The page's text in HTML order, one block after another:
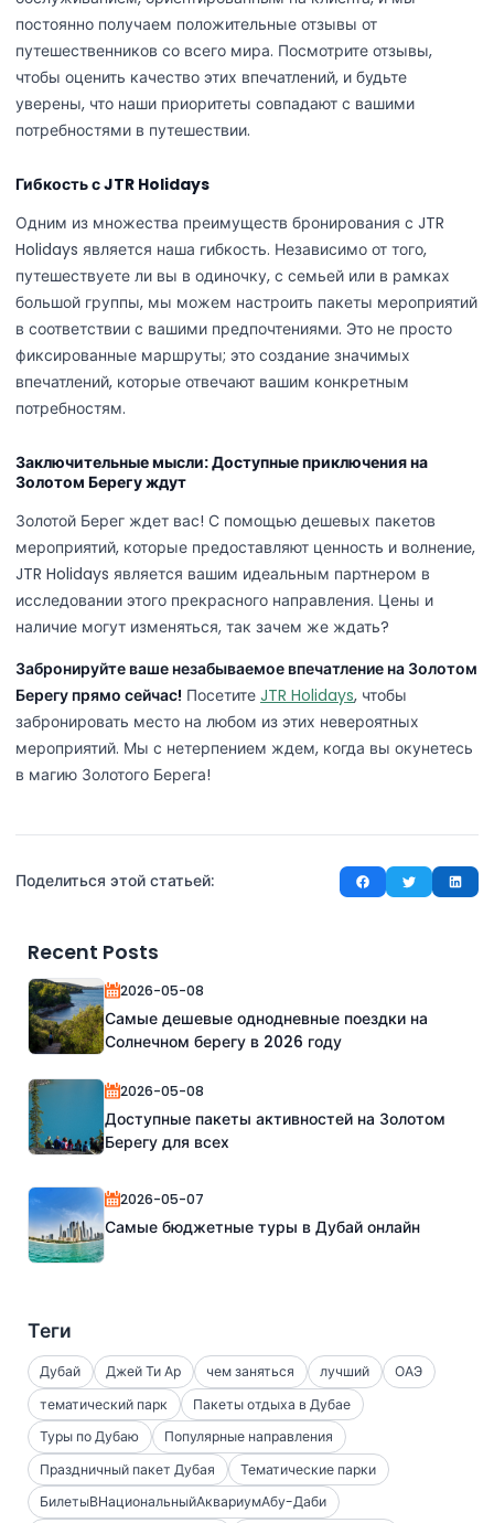
постоянно получаем положительные отзывы от
путешественников со всего мира. Посмотрите отзывы,
чтобы оценить качество этих впечатлений, и будьте
уверены, что наши приоритеты совпадают с вашими
потребностями в путешествии.
Гибкость с JTR Holidays
Одним из множества преимуществ бронирования с JTR
Holidays является наша гибкость. Независимо от того,
путешествуете ли вы в одиночку, с семьей или в рамках
большой группы, мы можем настроить пакеты мероприятий
в соответствии с вашими предпочтениями. Это не просто
фиксированные маршруты; это создание значимых
впечатлений, которые отвечают вашим конкретным
потребностям.
Заключительные мысли: Доступные приключения на
Золотом Берегу ждут
Золотой Берег ждет вас! С помощью дешевых пакетов
мероприятий, которые предоставляют ценность и волнение,
JTR Holidays является вашим идеальным партнером в
исследовании этого прекрасного направления. Цены и
наличие могут изменяться, так зачем же ждать?
Забронируйте ваше незабываемое впечатление на Золотом
Берегу прямо сейчас! Посетите JTR Holidays, чтобы
забронировать место на любом из этих невероятных
мероприятий. Мы с нетерпением ждем, когда вы окунетесь
в магию Золотого Берега!
Поделиться этой статьей:
Recent Posts
2026-05-08
Самые дешевые однодневные поездки на
Солнечном берегу в 2026 году
2026-05-08
Доступные пакеты активностей на Золотом
Берегу для всех
2026-05-07
Самые бюджетные туры в Дубай онлайн
Теги
Дубай Джей Ти Ар чем заняться лучший
ОАЭ
тематический парк
Пакеты отдыха в Дубае
Туры по Дубаю
Популярные направления
Праздничный пакет Дубая
Тематические парки
БилетыВНациональныйАквариумАбу-Даби